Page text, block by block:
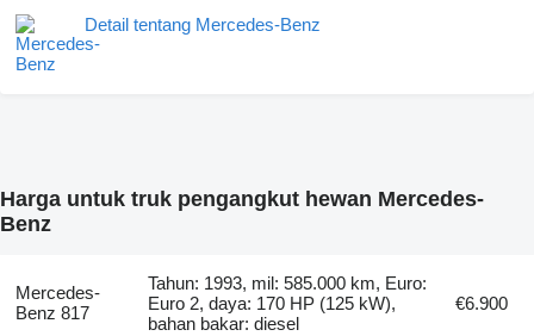
Detail tentang Mercedes-Benz
Harga untuk truk pengangkut hewan Mercedes-
Benz
Mercedes-
Benz 817
Tahun: 1993, mil: 585.000 km, Euro:
Euro 2, daya: 170 HP (125 kW),
bahan bakar: diesel
€6.900